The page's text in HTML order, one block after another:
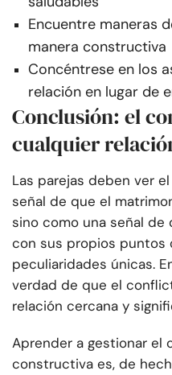
Encuentre maneras
manera constructiva
Concéntrese en los
relación en lugar de
Conclusión: el
cualquier
Las parejas deben ver
señal de que el
sino como una señal de
con sus propios puntos
peculiaridades únicas.
verdad de que el
relación cercana y
Aprender a gestionar el
constructiva es, de